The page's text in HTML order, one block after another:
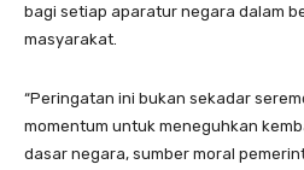
bagi setiap aparatur negara dalam
masyarakat.
“Peringatan ini bukan sekadar
momentum untuk meneguhkan
dasar negara, sumber moral